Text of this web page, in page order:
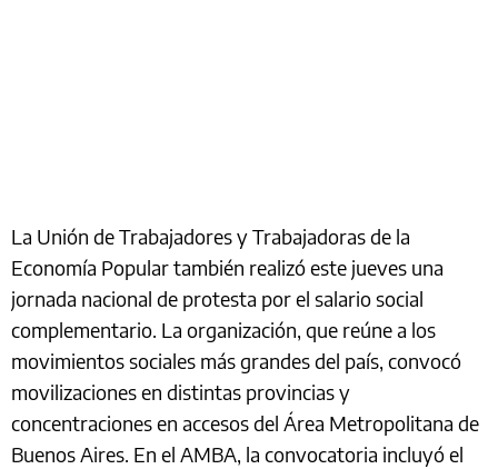
La Unión de Trabajadores y Trabajadoras de la
Economía Popular también realizó este jueves una
jornada nacional de protesta por el salario social
complementario. La organización, que reúne a los
movimientos sociales más grandes del país, convocó
movilizaciones en distintas provincias y
concentraciones en accesos del Área Metropolitana de
Buenos Aires. En el AMBA, la convocatoria incluyó el